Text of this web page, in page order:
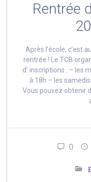
Rentrée
Après l’école, c’est
rentrée ! Le TCB
d’ inscriptions : – les
à 18h – les
Vous pouvez obtenir
0